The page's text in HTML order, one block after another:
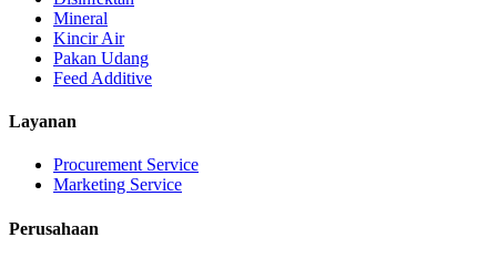
Mineral
Kincir Air
Pakan Udang
Feed Additive
Layanan
Procurement Service
Marketing Service
Perusahaan